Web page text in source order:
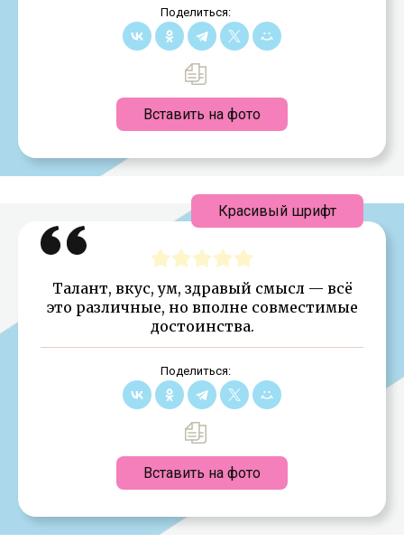
Поделиться:
Вставить на фото
Талант, вкус, ум, здравый смысл — всё
это различные, но вполне совместимые
достоинства.
Поделиться:
Вставить на фото
Красивый шрифт